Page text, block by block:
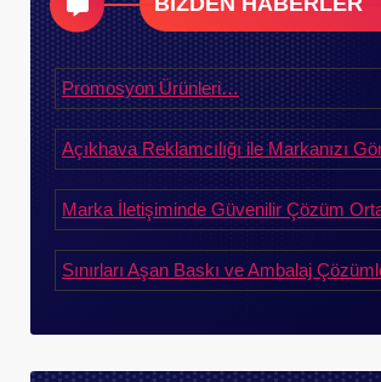
Promosyon Ürünleri…
Açıkhava Reklamcılığı ile Markanızı
Marka İletişiminde Güvenilir Çözüm
Sınırları Aşan Baskı ve Ambalaj